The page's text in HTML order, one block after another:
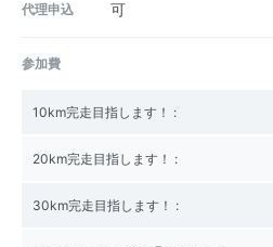
代理申込 可
参加費
10km完走目指します！ :
20km完走目指します！ :
30km完走目指します！ :